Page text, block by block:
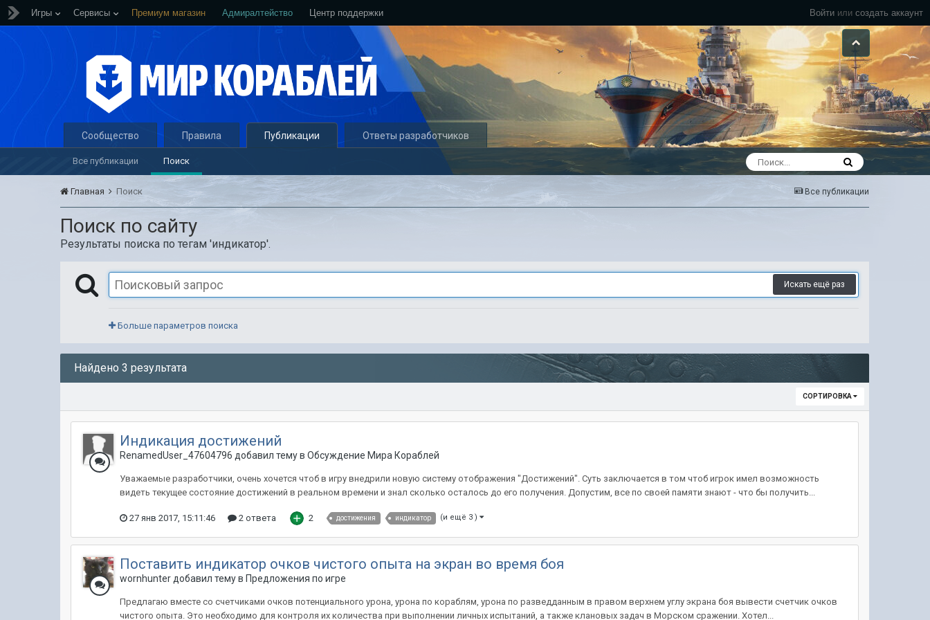
Войти или создать аккаунт
Игры Сервисы Премиум магазин Адмиралтейство Центр поддержки
Сообщество Правила Публикации
Все публикации Поиск
Ответы разработчиков
Все публикации
Главная Поиск
Поиск по сайту
Результаты поиска по тегам 'индикатор'.
Искать ещё раз
Больше параметров поиска
Найдено 3 результата
СОРТИРОВКА
Индикация достижений
RenamedUser_47604796 добавил тему вОбсуждение Мира Кораблей
Уважаемые разработчики, очень хочется чтоб в игру внедрили новую систему отображения "Достижений". Суть заключается в том чтоб игрок имел возможность
видеть текущее состояние достижений в реальном времени и знал сколько осталось до его получения. Допустим, все по своей памяти знают - что бы получить...
27 янв 2017, 15:11:46 2 ответа 2 достижения индикатор (и ещё 3 )
Поставить индикатор очков чистого опыта на экран во время боя
wornhunter добавил тему в Предложения по игре
Предлагаю вместе со счетчиками очков потенциального урона, урона по кораблям, урона по разведданным в правом верхнем углу экрана боя вывести счетчик очков
чистого опыта. Это необходимо для контроля их количества при выполнении личных испытаний, а также клановых задач в Морском сражении. Хотел...